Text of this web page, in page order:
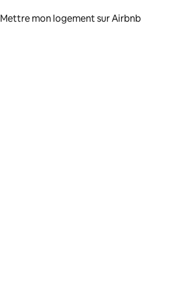
Mettre mon logement sur Airbnb